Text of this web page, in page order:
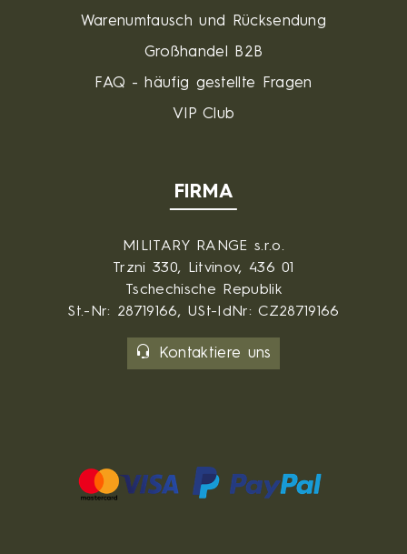
Warenumtausch und Rücksendung
Großhandel B2B
FAQ - häufig gestellte Fragen
VIP Club
FIRMA
MILITARY RANGE s.r.o.
Trzni 330, Litvinov, 436 01
Tschechische Republik
St.-Nr: 28719166, USt-IdNr: CZ28719166
Kontaktiere uns